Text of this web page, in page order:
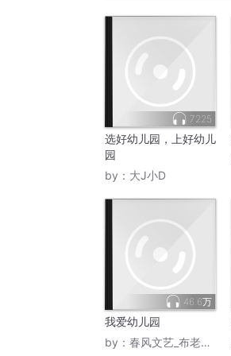
7225
选好幼儿园，上好幼儿
园
by： 大J小D
46.6万
我爱幼儿园
by： 春风文艺_布老虎听书